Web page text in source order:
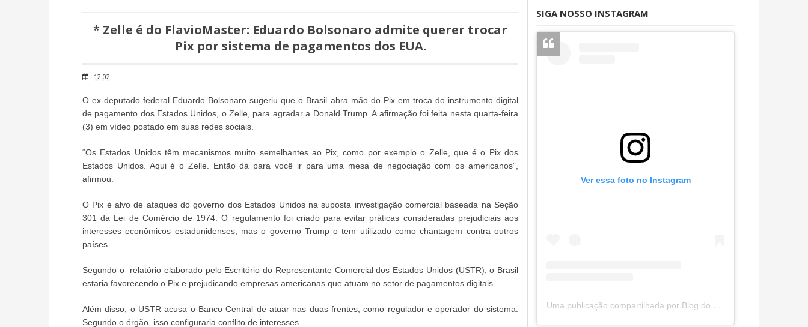
* Zelle é do FlavioMaster: Eduardo Bolsonaro admite querer trocar
Pix por sistema de pagamentos dos EUA.
12:02
O ex-deputado federal Eduardo Bolsonaro sugeriu que o Brasil abra mão do Pix em troca do instrumento digital
de pagamento dos Estados Unidos, o Zelle, para agradar a Donald Trump. A afirmação foi feita nesta quarta-feira
(3) em vídeo postado em suas redes sociais.
“Os Estados Unidos têm mecanismos muito semelhantes ao Pix, como por exemplo o Zelle, que é o Pix dos
Estados Unidos. Aqui é o Zelle. Então dá para você ir para uma mesa de negociação com os americanos”,
afirmou.
O Pix é alvo de ataques do governo dos Estados Unidos na suposta investigação comercial baseada na Seção
301 da Lei de Comércio de 1974. O regulamento foi criado para evitar práticas consideradas prejudiciais aos
interesses econômicos estadunidenses, mas o governo Trump o tem utilizado como chantagem contra outros
países.
Segundo o relatório elaborado pelo Escritório do Representante Comercial dos Estados Unidos (USTR), o Brasil
estaria favorecendo o Pix e prejudicando empresas americanas que atuam no setor de pagamentos digitais.
Além disso, o USTR acusa o Banco Central de atuar nas duas frentes, como regulador e operador do sistema.
Segundo o órgão, isso configuraria conflito de interesses.
SIGA NOSSO INSTAGRAM
Ver essa foto no Instagram
Uma publicação compartilhada por Blog do João Marcolino (@joaomarcolinoneto)